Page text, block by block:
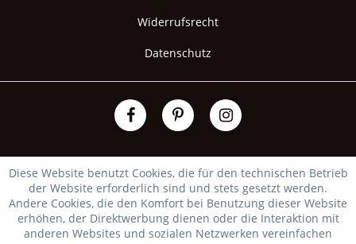
Widerrufsrecht
Datenschutz
Diese Website benutzt Cookies, die für den technischen Betrieb
der Website erforderlich sind und stets gesetzt werden.
Andere Cookies, die den Komfort bei Benutzung dieser Website
erhöhen, der Direktwerbung dienen oder die Interaktion mit
anderen Websites und sozialen Netzwerken vereinfachen